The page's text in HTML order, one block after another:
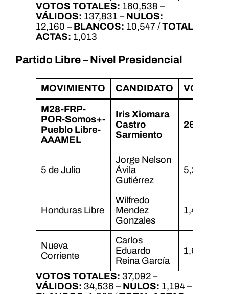
VOTOS TOTALES: 160,538 –
VÁLIDOS: 137,831 – NULOS:
12,160 – BLANCOS: 10,547 /TOTAL
ACTAS: 1,013
Partido Libre – Nivel Presidencial
MOVIMIENTO CANDIDATO VOTOS
M28-FRP-
POR-Somos+-
Pueblo Libre-
AAAMEL
Iris Xiomara
Castro
Sarmiento
26,228
5 de Julio
Jorge Nelson
Ávila
Gutiérrez
5,237
Honduras Libre
Wilfredo
Mendez
Gonzales
1,408
Nueva
Corriente
Carlos
Eduardo
Reina García
1,663
VOTOS TOTALES: 37,092 –
VÁLIDOS: 34,536 – NULOS: 1,194 –